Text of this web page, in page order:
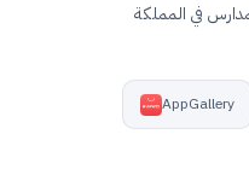
في المملكة
AppGallery